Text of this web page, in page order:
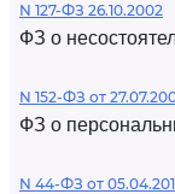
N 127-ФЗ 26.10.2002
ФЗ о
N 152-ФЗ от
ФЗ о
N 44-ФЗ от